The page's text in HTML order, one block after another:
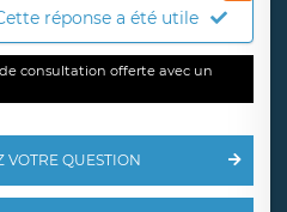
réponse a été utile
consultation offerte avec un
VOTRE QUESTION